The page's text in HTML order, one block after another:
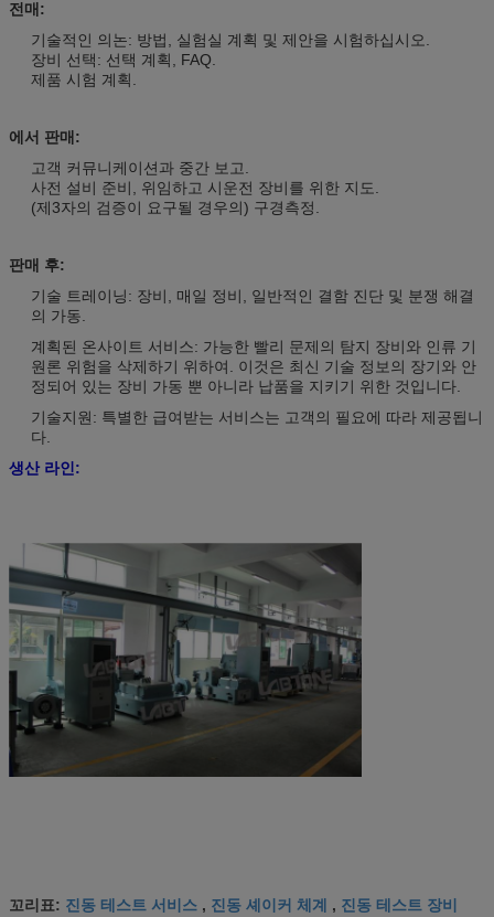
전매:
기술적인 의논: 방법, 실험실 계획 및 제안을 시험하십시오.
장비 선택: 선택 계획, FAQ.
제품 시험 계획.
에서 판매:
고객 커뮤니케이션과 중간 보고.
사전 설비 준비, 위임하고 시운전 장비를 위한 지도.
(제3자의 검증이 요구될 경우의) 구경측정.
판매 후:
기술 트레이닝: 장비, 매일 정비, 일반적인 결함 진단 및 분쟁 해결
의 가동.
계획된 온사이트 서비스: 가능한 빨리 문제의 탐지 장비와 인류 기
원론 위험을 삭제하기 위하여. 이것은 최신 기술 정보의 장기와 안
정되어 있는 장비 가동 뿐 아니라 납품을 지키기 위한 것입니다.
기술지원: 특별한 급여받는 서비스는 고객의 필요에 따라 제공됩니
다.
생산 라인:
꼬리표: 진동 테스트 서비스 , 진동 셰이커 체계 , 진동 테스트 장비